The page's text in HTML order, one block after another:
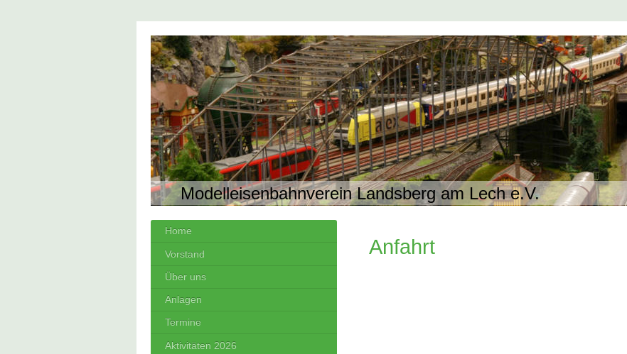
Modelleisenbahnverein Landsberg am Lech e.V.
Anfahrt
Home
Vorstand
Über uns
Anlagen
Termine
Aktivitäten 2026